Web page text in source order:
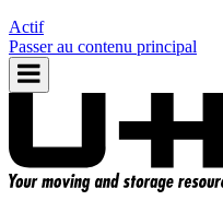
Actif
Passer au contenu principal